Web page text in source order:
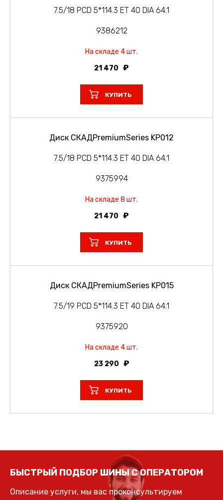
7.5/18 PCD 5*114.3 ET 40 DIA 64.1
9386212
На складе 4 шт.
21 470
КУПИТЬ
Диск СКАДPremiumSeries KP012
7.5/18 PCD 5*114.3 ET 40 DIA 64.1
9375994
На складе 8 шт.
21 470
КУПИТЬ
Диск СКАДPremiumSeries KP015
7.5/19 PCD 5*114.3 ET 40 DIA 64.1
9375920
На складе 4 шт.
23 290
КУПИТЬ
БЫСТРЫЙ ПОДБОР ШИНЫ С ОПЕРАТОРОМ
Описание услуги, мы вас проконсультируем